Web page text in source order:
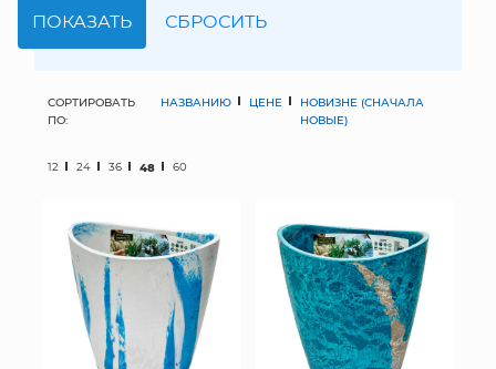
МЯГКИЕ ИГРУШКИ
СУНДУКИ
ИСКУССТВЕННЫЕ ЦВЕТЫ
ПАКЕТЫ И СУМКИ
СОРТИРОВАТЬ
ПО:
НАЗВАНИЮ ЦЕНЕ
НОВИЗНЕ (СНАЧАЛА
НОВЫЕ)
12 24 36 48 60